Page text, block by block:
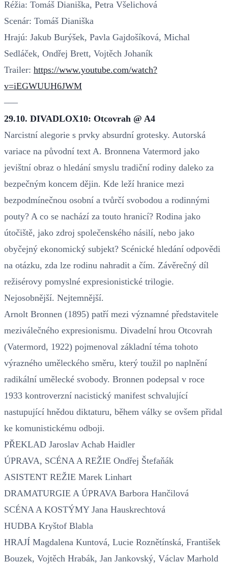
Réžia: Tomáš Dianiška, Petra Všelichová
Scenár: Tomáš Dianiška
Hrajú: Jakub Burýšek, Pavla Gajdošíková, Michal
Sedláček, Ondřej Brett, Vojtěch Johaník
Trailer: https://www.youtube.com/watch?
v=iEGWUUH6JWM
–––
29.10. DIVADLOX10: Otcovrah @ A4
Narcistní alegorie s prvky absurdní grotesky. Autorská
variace na původní text A. Bronnena Vatermord jako
jevištní obraz o hledání smyslu tradiční rodiny daleko za
bezpečným koncem dějin. Kde leží hranice mezi
bezpodmínečnou osobní a tvůrčí svobodou a rodinnými
pouty? A co se nachází za touto hranicí? Rodina jako
útočiště, jako zdroj společenského násilí, nebo jako
obyčejný ekonomický subjekt? Scénické hledání odpovědi
na otázku, zda lze rodinu nahradit a čím. Závěrečný díl
režisérovy pomyslné expresionistické trilogie.
Nejosobnější. Nejtemnější.
Arnolt Bronnen (1895) patří mezi významné představitele
meziválečného expresionismu. Divadelní hrou Otcovrah
(Vatermord, 1922) pojmenoval základní téma tohoto
výrazného uměleckého směru, který toužil po naplnění
radikální umělecké svobody. Bronnen podepsal v roce
1933 kontroverzní nacistický manifest schvalující
nastupující hnědou diktaturu, během války se ovšem přidal
ke komunistickému odboji.
PŘEKLAD Jaroslav Achab Haidler
ÚPRAVA, SCÉNA A REŽIE Ondřej Štefaňák
ASISTENT REŽIE Marek Linhart
DRAMATURGIE A ÚPRAVA Barbora Hančilová
SCÉNA A KOSTÝMY Jana Hauskrechtová
HUDBA Kryštof Blabla
HRAJÍ Magdalena Kuntová, Lucie Roznětínská, František
Bouzek, Vojtěch Hrabák, Jan Jankovský, Václav Marhold